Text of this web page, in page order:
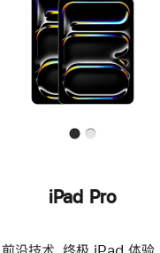
iPad Pro